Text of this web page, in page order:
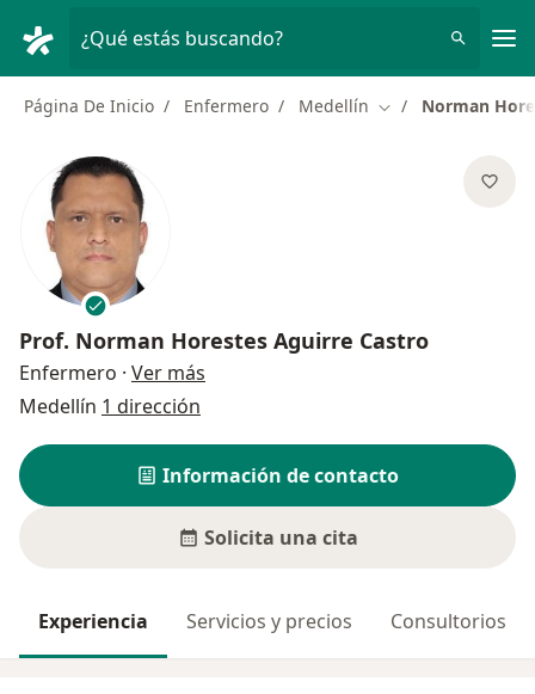
¿Qué estás buscando?
Página De Inicio Enfermero Medellín Cambiar de ciudad
Norman
Prof. Norman Horestes Aguirre Castro
Enfermero · Ver más
Medellín 1 dirección
Información de contacto
Solicita una cita
Experiencia Servicios y precios Consultorios